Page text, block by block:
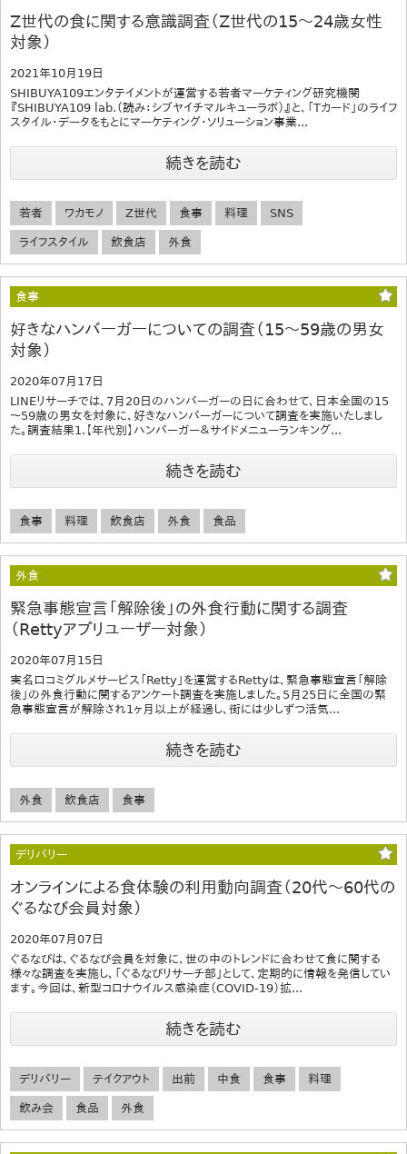
Z世代の食に関する意識調査（Z世代の15～24歳女性
対象）
2021年10月19日
SHIBUYA109エンタテイメントが運営する若者マーケティング研究機関
『SHIBUYA109 lab.（読み：シブヤイチマルキューラボ）』と、「Tカード」のライフ
スタイル・データをもとにマーケティング・ソリューション事業...
続きを読む
若者 ワカモノ Z世代 食事 料理 SNS
ライフスタイル 飲食店 外食
食事
好きなハンバーガーについての調査（15～59歳の男女
対象）
2020年07月17日
LINEリサーチでは、7月20日のハンバーガーの日に合わせて、日本全国の15
～59歳の男女を対象に、好きなハンバーガーについて調査を実施いたしまし
た。調査結果1.【年代別】ハンバーガー＆サイドメニューランキング...
続きを読む
食事 料理 飲食店 外食 食品
外食
緊急事態宣言「解除後」の外食行動に関する調査
（Rettyアプリユーザー対象）
2020年07月15日
実名口コミグルメサービス「Retty」を運営するRettyは、緊急事態宣言「解除
後」の外食行動に関するアンケート調査を実施しました。5月25日に全国の緊
急事態宣言が解除され1ヶ月以上が経過し、街には少しずつ活気...
続きを読む
外食 飲食店 食事
デリバリー
オンラインによる食体験の利用動向調査（20代～60代の
ぐるなび会員対象）
2020年07月07日
ぐるなびは、ぐるなび会員を対象に、世の中のトレンドに合わせて食に関する
様々な調査を実施し、「ぐるなびリサーチ部」として、定期的に情報を発信してい
ます。今回は、新型コロナウイルス感染症（COVID-19）拡...
続きを読む
デリバリー テイクアウト 出前 中食 食事 料理
飲み会 食品 外食